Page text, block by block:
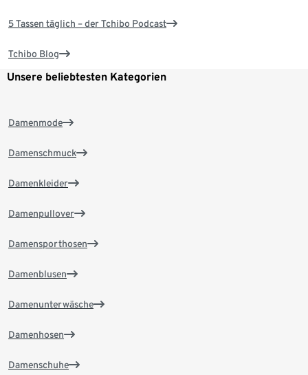
5 Tassen täglich – der Tchibo Podcast
Tchibo Blog
Unsere beliebtesten Kategorien
Damenmode
Damenschmuck
Damenkleider
Damenpullover
Damensporthosen
Damenblusen
Damenunterwäsche
Damenhosen
Damenschuhe